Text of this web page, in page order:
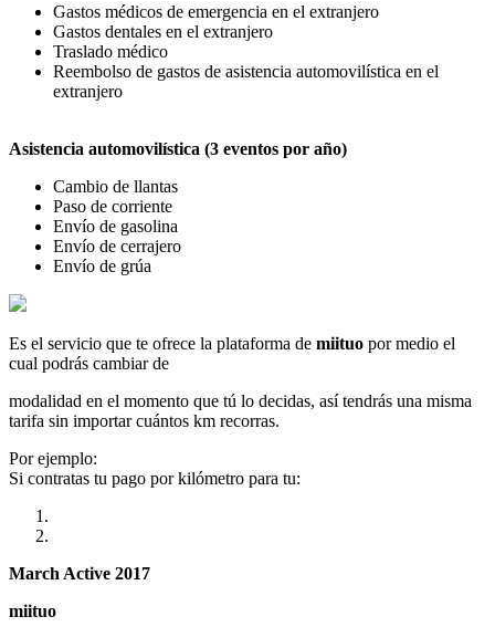
Gastos médicos de emergencia en el extranjero
Gastos dentales en el extranjero
Traslado médico
Reembolso de gastos de asistencia automovilística en el
extranjero
Asistencia automovilística (3 eventos por año)
Cambio de llantas
Paso de corriente
Envío de gasolina
Envío de cerrajero
Envío de grúa
Es el servicio que te ofrece la plataforma de miituo por medio el
cual podrás cambiar de
modalidad en el momento que tú lo decidas, así tendrás una misma
tarifa sin importar cuántos km recorras.
Por ejemplo:
Si contratas tu pago por kilómetro para tu:
March Active 2017
miituo